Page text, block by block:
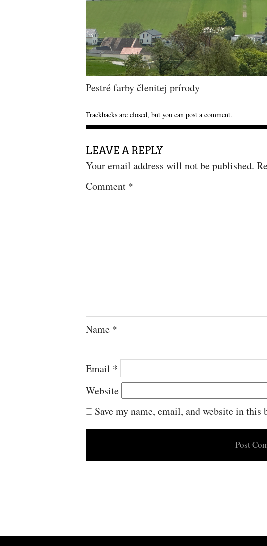
Pestré farby členitej prírody
Trackbacks are closed, but you can post a comment.
LEAVE A REPLY
Your email address will not be published.
Comment *
Name *
Email *
Website
Save my name, email, and website in